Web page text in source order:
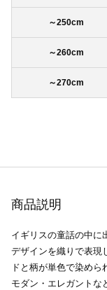
～250cm
～260cm
～270cm
商品説明
イギリスの童話の中に
デザインを織りで表現
ドと柄が単色で染めら
モダン・エレガントな